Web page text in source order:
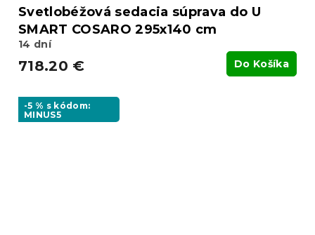
Svetlobéžová sedacia súprava do U
SMART COSARO 295x140 cm
14 dní
718.20 € Do Košíka
-5 % s kódom:
MINUS5